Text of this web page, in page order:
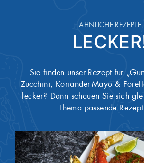
ÄHNLICHE REZEPTE
Sie finden unser Rezept für
Zucchini, Koriander-Mayo &
lecker? Dann schauen Sie sich
Thema passende